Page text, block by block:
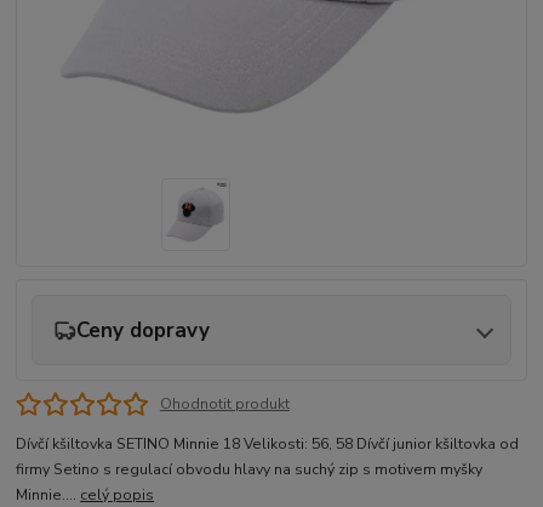
Ceny dopravy
Ohodnotit produkt
Dívčí kšiltovka SETINO Minnie 18 Velikosti: 56, 58 Dívčí junior kšiltovka od
firmy Setino s regulací obvodu hlavy na suchý zip s motivem myšky
Minnie.... celý popis